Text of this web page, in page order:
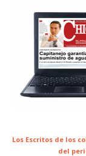
Los Escritos de los
del